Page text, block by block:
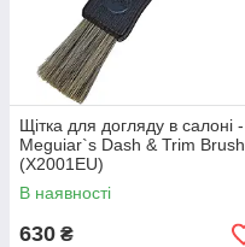
Щітка для догляду в салоні -
Meguiar`s Dash & Trim Brush
(X2001EU)
В наявності
630 ₴